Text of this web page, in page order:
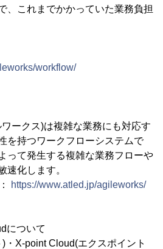
、これまでかかっていた業務負担
workflow/
ークス)は複雑な業務にも対応す
を持つワークフローシステムで
って発生する複雑な業務フローや
速化します。
https://www.atled.jp/agileworks/
について
・X-point Cloud(エクスポイント